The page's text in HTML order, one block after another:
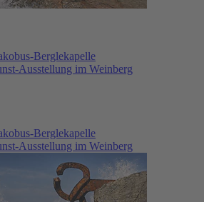
Berglekapelle
Ausstellung im Weinberg
Berglekapelle
Ausstellung im Weinberg